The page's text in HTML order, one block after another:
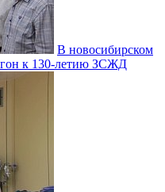
В новосибирском
к 130-летию ЗСЖД